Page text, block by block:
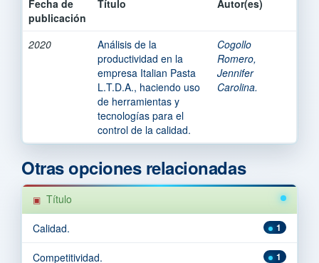
Fecha de
publicación
Título Autor(es)
2020
Análisis de la
productividad en la
empresa Italian Pasta
L.T.D.A., haciendo uso
de herramientas y
tecnologías para el
control de la calidad.
Cogollo
Romero,
Jennifer
Carolina.
Otras opciones relacionadas
Título
1
Calidad.
1
Competitividad.